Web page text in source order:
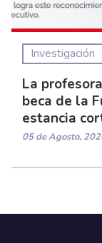
Investigación
La
beca de la
estancia
05 de Agosto,